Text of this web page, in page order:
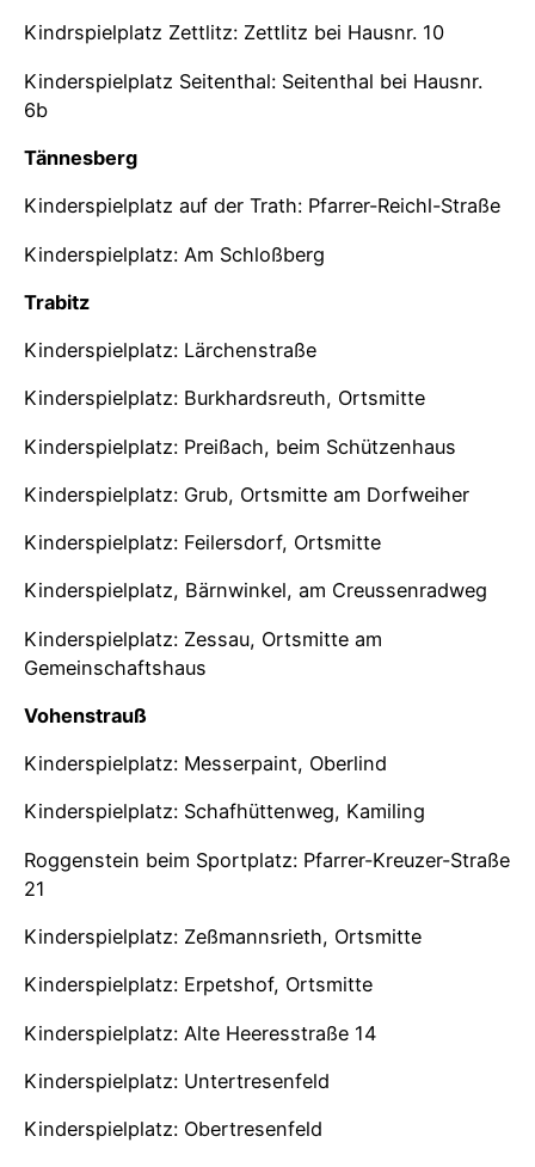
Kindrspielplatz Zettlitz: Zettlitz bei Hausnr. 10
Kinderspielplatz Seitenthal: Seitenthal bei Hausnr.
6b
Tännesberg
Kinderspielplatz auf der Trath: Pfarrer-Reichl-Straße
Kinderspielplatz: Am Schloßberg
Trabitz
Kinderspielplatz: Lärchenstraße
Kinderspielplatz: Burkhardsreuth, Ortsmitte
Kinderspielplatz: Preißach, beim Schützenhaus
Kinderspielplatz: Grub, Ortsmitte am Dorfweiher
Kinderspielplatz: Feilersdorf, Ortsmitte
Kinderspielplatz, Bärnwinkel, am Creussenradweg
Kinderspielplatz: Zessau, Ortsmitte am
Gemeinschaftshaus
Vohenstrauß
Kinderspielplatz: Messerpaint, Oberlind
Kinderspielplatz: Schafhüttenweg, Kamiling
Roggenstein beim Sportplatz: Pfarrer-Kreuzer-Straße
21
Kinderspielplatz: Zeßmannsrieth, Ortsmitte
Kinderspielplatz: Erpetshof, Ortsmitte
Kinderspielplatz: Alte Heeresstraße 14
Kinderspielplatz: Untertresenfeld
Kinderspielplatz: Obertresenfeld